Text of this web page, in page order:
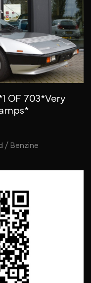
OF 703*Very
/ Benzine